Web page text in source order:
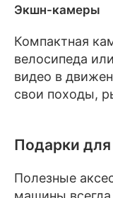
Экшн-камеры
Компактная
велосипеда
видео в
свои походы,
Подарки
Полезные